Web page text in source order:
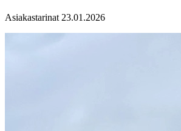
Asiakastarinat 23.01.2026